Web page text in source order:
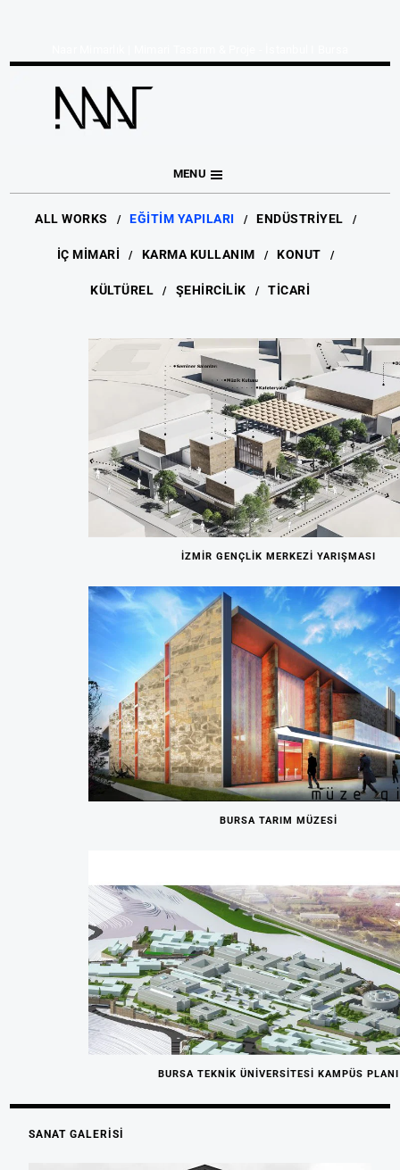
MENU
ALL WORKS EĞİTİM YAPILARI ENDÜSTRİYEL
İÇ MİMARİ KARMA KULLANIM KONUT
KÜLTÜREL ŞEHİRCİLİK TİCARİ
İZMİR GENÇLİK MERKEZİ YARIŞMASI
BURSA TARIM MÜZESI
BURSA TEKNİK ÜNİVERSİTESİ KAMPÜS PLANI
SANAT GALERİSİ